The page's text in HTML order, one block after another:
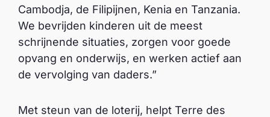
Cambodja, de Filipijnen, Kenia en Tanzania.
We bevrijden kinderen uit de meest
schrijnende situaties, zorgen voor goede
opvang en onderwijs, en werken actief aan
de vervolging van daders.”
Met steun van de loterij, helpt Terre des